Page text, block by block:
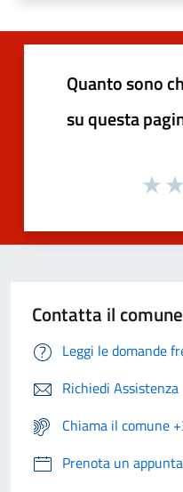
Quanto sono
su questa
Contatta il comune
Leggi le domande
Richiedi Assistenza
Chiama il comune
Prenota un